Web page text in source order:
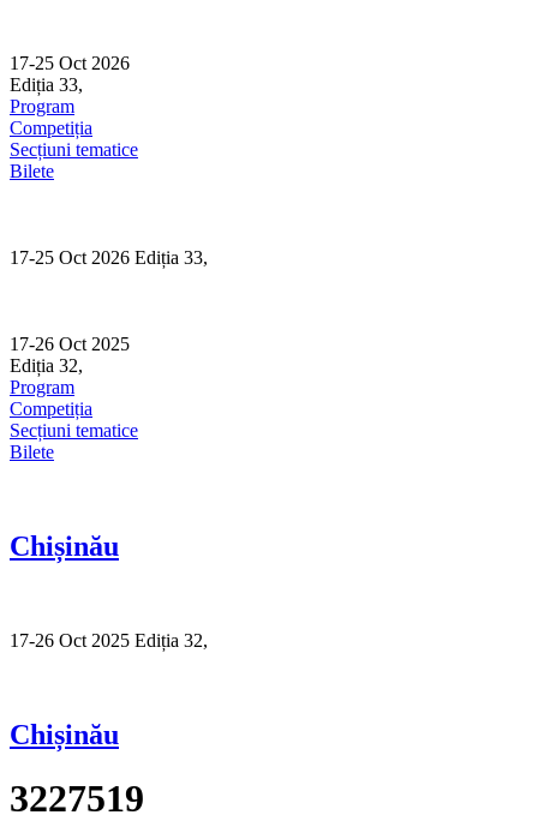
content
17-25 Oct 2026
Ediția 33,
Program
Competiția
Secțiuni tematice
Bilete
17-25 Oct 2026 Ediția 33,
17-26 Oct 2025
Ediția 32,
Program
Competiția
Secțiuni tematice
Bilete
Chișinău
17-26 Oct 2025 Ediția 32,
Chișinău
3227519